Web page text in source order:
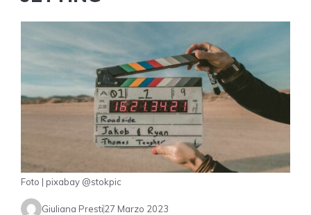
Foto | pixabay @stokpic
Giuliana Presti27 Marzo 2023